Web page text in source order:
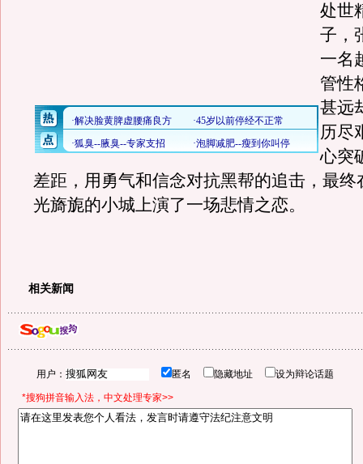
处世
子，
一名
管性
甚远
历尽
心突
差距，用勇气和信念对抗黑帮的追击，最终
光旖旎的小城上演了一场悲情之恋。
相关新闻
用户： 匿名 隐藏地址 设为辩论话题
*搜狗拼音输入法，中文处理专家>>